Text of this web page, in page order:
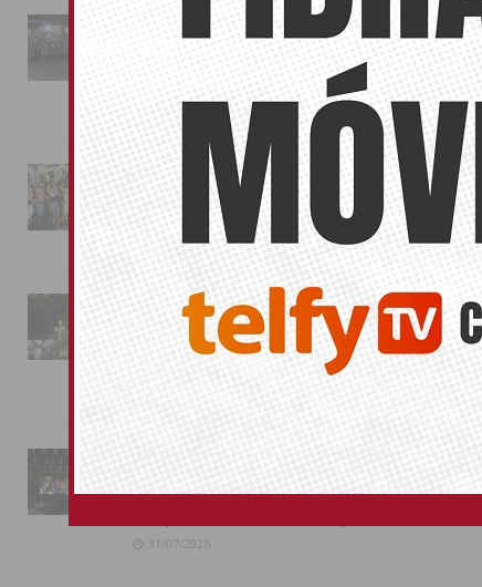
La Entrada Cristiana llena de
esplendor las calles de
Almoradí en una multitudinaria
jornada festera
02/08/2026
La magia de la Entrada Mora
conquista las calles de
Almoradí
01/08/2026
La fiesta se adueña de
Almoradí con la presentación
de los cargos festeros y la
toma del castillo
31/07/2026
Pilar de la Horadada
conmemora con emoción el
40º aniversario de su
31/07/2026